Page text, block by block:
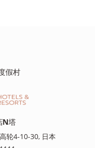
假村
N塔
轮4-10-30, 日本